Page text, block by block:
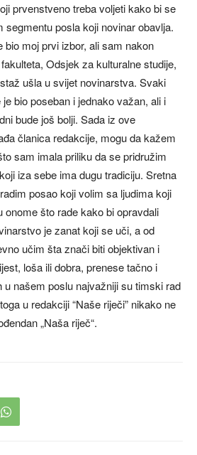
prvenstveno treba voljeti kako bi se
segmentu posla koji novinar obavlja.
bio moj prvi izbor, ali sam nakon
Odsjek za kulturalne studije,
ušla u svijet novinarstva. Svaki
bio poseban i jednako važan, ali i
bude još bolji. Sada iz ove
članica redakcije, mogu da kažem
sam imala priliku da se pridružim
iza sebe ima dugu tradiciju. Sretna
posao koji volim sa ljudima koji
onome što rade kako bi opravdali
je zanat koji se uči, a od
učim šta znači biti objektivan i
loša ili dobra, prenese tačno i
u našem poslu najvažniji su timski rad
u redakciji “Naše riječi” nikako ne
„Naša riječ“.